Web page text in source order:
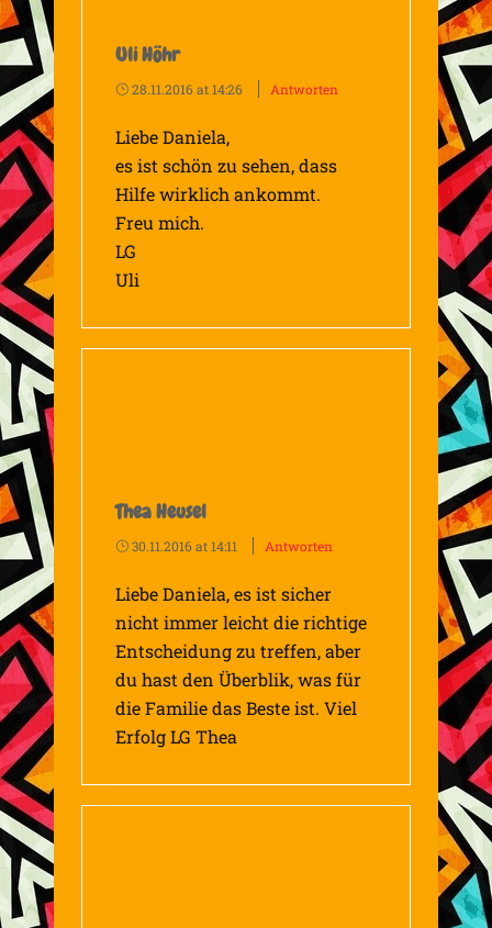
Uli Höhr
28.11.2016 at 14:26 Antworten
Liebe Daniela,
es ist schön zu sehen, dass
Hilfe wirklich ankommt.
Freu mich.
LG
Uli
Thea Heusel
30.11.2016 at 14:11 Antworten
Liebe Daniela, es ist sicher
nicht immer leicht die richtige
Entscheidung zu treffen, aber
du hast den Überblik, was für
die Familie das Beste ist. Viel
Erfolg LG Thea